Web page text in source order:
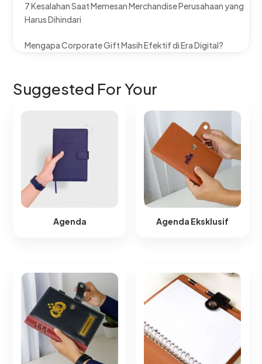
7 Kesalahan Saat Memesan Merchandise Perusahaan yang
Harus Dihindari
Mengapa Corporate Gift Masih Efektif di Era Digital?
Suggested For Your
Agenda Agenda Eksklusif